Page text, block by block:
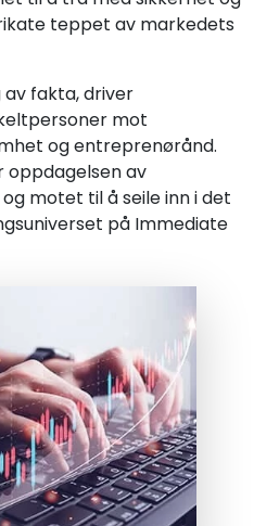
teppet av markedets
av fakta, driver
mot
og entreprenørånd.
av
motet til å seile inn i det
på Immediate